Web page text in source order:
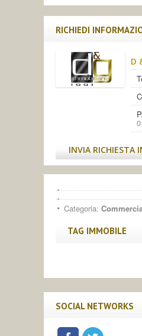
RICHIEDI
D
INVIA RICHIESTA
Categoria:
TAG IMMOBILE
SOCIAL NETWORKS